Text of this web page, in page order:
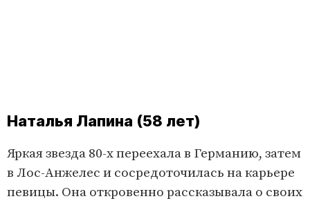
Наталья Лапина (58 лет)
Яркая звезда 80-х переехала в Германию, затем
в Лос-Анжелес и сосредоточилась на карьере
певицы. Она откровенно рассказывала о своих